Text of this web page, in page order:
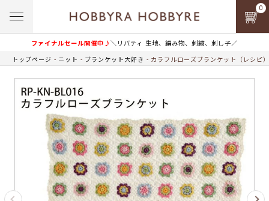
ファイナルセール開催中♪＼リバティ 生地、編み物、刺繍、刺し子／
0
トップページ ニット ブランケット大好き カラフルローズブランケット（レシピ）